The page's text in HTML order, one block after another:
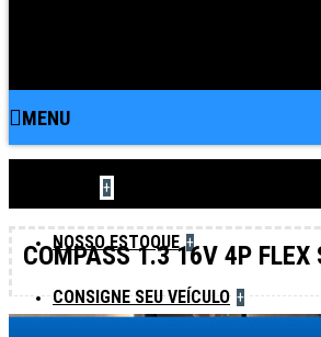
MENU
+
NOSSO ESTOQUE +
CONSIGNE SEU VEÍCULO +
COMPASS 1.3 16V 4P FLEX